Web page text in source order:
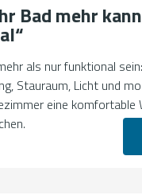
Bad mehr
als nur funktional
Stauraum, Licht und
eine komfortable